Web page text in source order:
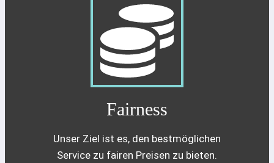
Fairness
Unser Ziel ist es, den bestmöglichen
Service zu fairen Preisen zu bieten.